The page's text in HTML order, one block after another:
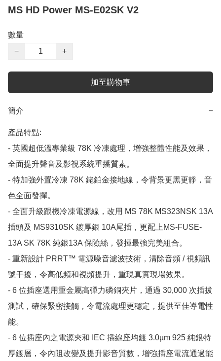
MS HD Power MS-E02SK V2
數量
−
+
加至購物車
簡介 −
產品特點:
- 英國超低溫專業級 78K 冷凍處理，增強整體性能及效果，
全面提升聲音及影視系統重播質素。
- 特加強外置冷凍 78K 銠鉑金接地線，令背景更黑更靜，音
色全面發撣。
- 全面升級跟機冷凍電源線，改用 MS 78K MS323NSK 13A
插頭及 MS9310SK 鍍厚銀 10A尾插，更配上MS-FUSE-
13A SK 78K 純銀13A 保險絲，發揮最強完美組合。
- 重新設計 PRRT™ 電源噪音濾波技術，清除音頻 / 視頻訊
號干擾，令高低頻和視頻提升，重現真實現場效果。
- 6 位插座選用重金屬高彈力磷銅夾片，通過 30,000 次插拔
測試，確保緊密接觸，令電流處理更穩定，提供至佳導電性
能。
- 6 位插座內之電源夾和 IEC 插線座均鍍 3.0µm 925 純銀特
厚鍍層，令內阻改變及提升影音質數，增強插座電流通過能